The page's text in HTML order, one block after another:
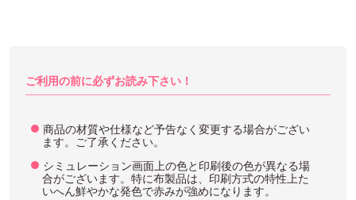
ご利用の前に必ずお読み下さい！
商品の材質や仕様など予告なく変更する場合がござい
ます。ご了承ください。
シミュレーション画面上の色と印刷後の色が異なる場
合がございます。特に布製品は、印刷方式の特性上た
いへん鮮やかな発色で赤みが強めになります。